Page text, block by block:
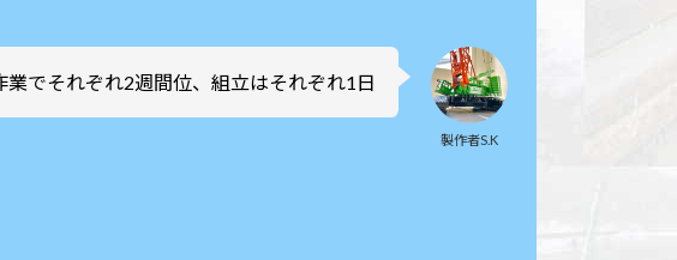
製作者S.K
業でそれぞれ2週間位、組立はそれぞれ1日